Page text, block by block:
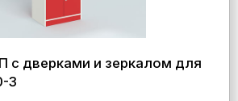
с дверками и зеркалом для
3